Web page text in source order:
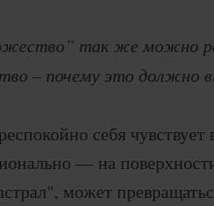
так же можно
– почему это должно
себя
— на
может